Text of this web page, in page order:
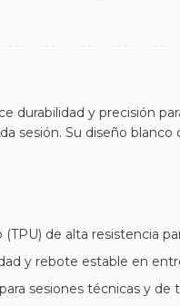
y precisión
sesión. Su diseño
de alta resistencia
y rebote estable en
sesiones técnicas y de